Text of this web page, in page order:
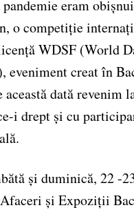
eram
o competiție
WDSF (World
eveniment creat în
această dată revenim
i drept și cu
și duminică, 22 -
și Expoziții